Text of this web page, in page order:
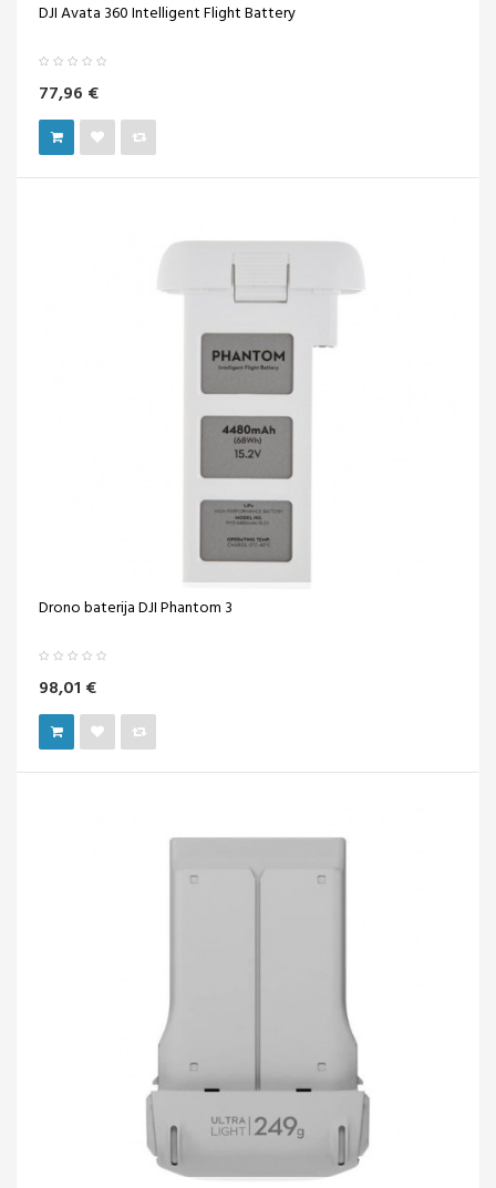
DJI Avata 360 Intelligent Flight Battery
77,96 €
Drono baterija DJI Phantom 3
98,01 €